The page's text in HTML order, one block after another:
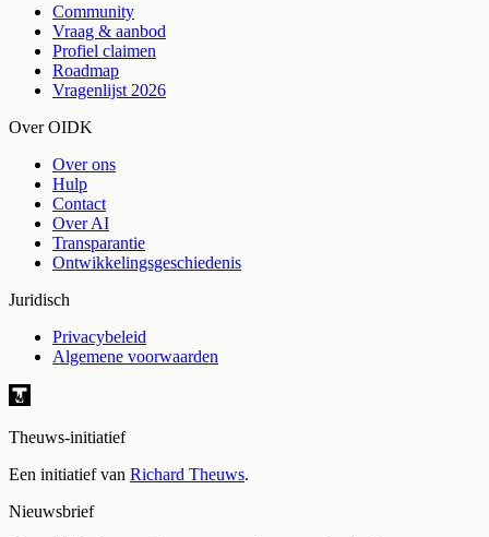
Community
Vraag & aanbod
Profiel claimen
Roadmap
Vragenlijst 2026
Over OIDK
Over ons
Hulp
Contact
Over AI
Transparantie
Ontwikkelingsgeschiedenis
Juridisch
Privacybeleid
Algemene voorwaarden
Theuws-initiatief
Een initiatief van Richard Theuws.
Nieuwsbrief